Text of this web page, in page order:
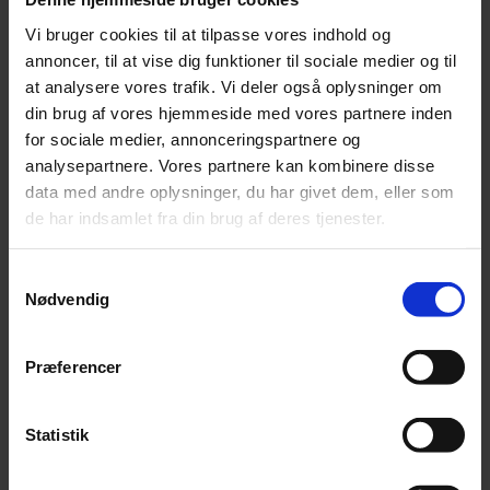
Vi bruger cookies til at tilpasse vores indhold og
annoncer, til at vise dig funktioner til sociale medier og til
at analysere vores trafik. Vi deler også oplysninger om
din brug af vores hjemmeside med vores partnere inden
for sociale medier, annonceringspartnere og
analysepartnere. Vores partnere kan kombinere disse
data med andre oplysninger, du har givet dem, eller som
de har indsamlet fra din brug af deres tjenester.
Nødvendig
Præferencer
Statistik
Hvad er governance?
Governance
– eller styring – handler om at have klare
retningslinjer og strukturer for, hvordan IT-sikkerhed
Roller og ansvar for sikkerhed
God governance sikrer, at alle ved, hvad de må og ikke
skaber tryghed og forudsigelighed – både for